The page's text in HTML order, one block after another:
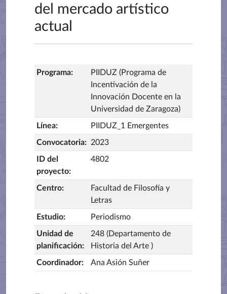
del mercado artístico
actual
Programa:
PIIDUZ (Programa de
Incentivación de la
Innovación Docente en la
Universidad de Zaragoza)
Línea: PIIDUZ_1 Emergentes
Convocatoria: 2023
ID del
proyecto:
4802
Centro:
Facultad de Filosofía y
Letras
Estudio: Periodismo
Unidad de
planificación:
248 (Departamento de
Historia del Arte )
Coordinador: Ana Asión Suñer